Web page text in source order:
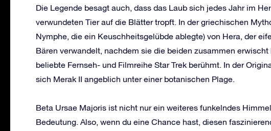
Die Legende besagt auch, dass das Laub sich jedes Jahr im
verwundeten Tier auf die Blätter tropft. In der griechischen
Nymphe, die ein Keuschheitsgelübde ablegte) von Hera, der
Bären verwandelt, nachdem sie die beiden zusammen
beliebte Fernseh- und Filmreihe Star Trek berühmt. In der
sich Merak II angeblich unter einer botanischen Plage.
Beta Ursae Majoris ist nicht nur ein weiteres funkelndes
Bedeutung. Also, wenn du eine Chance hast, diesen